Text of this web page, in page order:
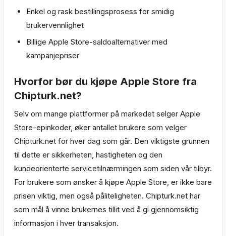
Enkel og rask bestillingsprosess for smidig
brukervennlighet
Billige Apple Store-saldoalternativer med
kampanjepriser
Hvorfor bør du kjøpe Apple Store fra
Chipturk.net?
Selv om mange plattformer på markedet selger Apple
Store-epinkoder, øker antallet brukere som velger
Chipturk.net for hver dag som går. Den viktigste grunnen
til dette er sikkerheten, hastigheten og den
kundeorienterte servicetilnærmingen som siden vår tilbyr.
For brukere som ønsker å kjøpe Apple Store, er ikke bare
prisen viktig, men også påliteligheten. Chipturk.net har
som mål å vinne brukernes tillit ved å gi gjennomsiktig
informasjon i hver transaksjon.